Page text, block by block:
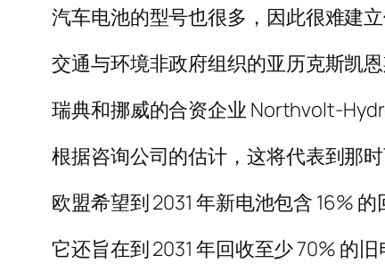
汽车电池的型号也很多，因此很难建
交通与环境非政府组织的亚历克斯凯
瑞典和挪威的合资企业 Northvolt-
根据咨询公司的估计，这将代表到那
欧盟希望到 2031 年新电池包含 16% 的
它还旨在到 2031 年回收至少 70% 的旧